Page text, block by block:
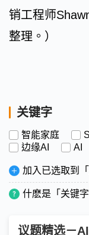
销工程师
整理。）
关键字
智能家庭
边缘AI
AI
加入已选取到
什麽是「关键字
议题精选－